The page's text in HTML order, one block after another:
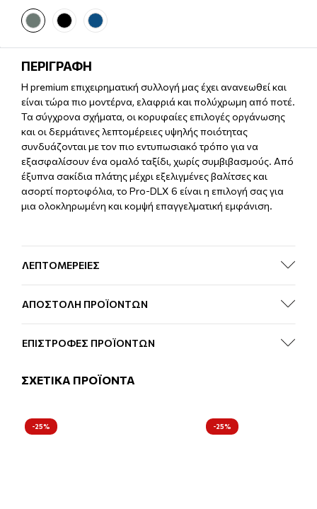
ΠΕΡΙΓΡΑΦΗ
Η premium επιχειρηματική συλλογή μας έχει ανανεωθεί και
είναι τώρα πιο μοντέρνα, ελαφριά και πολύχρωμη από ποτέ.
Τα σύγχρονα σχήματα, οι κορυφαίες επιλογές οργάνωσης
και οι δερμάτινες λεπτομέρειες υψηλής ποιότητας
συνδυάζονται με τον πιο εντυπωσιακό τρόπο για να
εξασφαλίσουν ένα ομαλό ταξίδι, χωρίς συμβιβασμούς. Από
έξυπνα σακίδια πλάτης μέχρι εξελιγμένες βαλίτσες και
ασορτί πορτοφόλια, το Pro-DLX 6 είναι η επιλογή σας για
μια ολοκληρωμένη και κομψή επαγγελματική εμφάνιση.
ΛΕΠΤΟΜΕΡΕΙΕΣ
ΑΠΟΣΤΟΛΗ ΠΡΟΪΟΝΤΩΝ
ΕΠΙΣΤΡΟΦΕΣ ΠΡΟΪΟΝΤΩΝ
ΣΧΕΤΙΚΑ ΠΡΟΪΟΝΤΑ
-25% -25%